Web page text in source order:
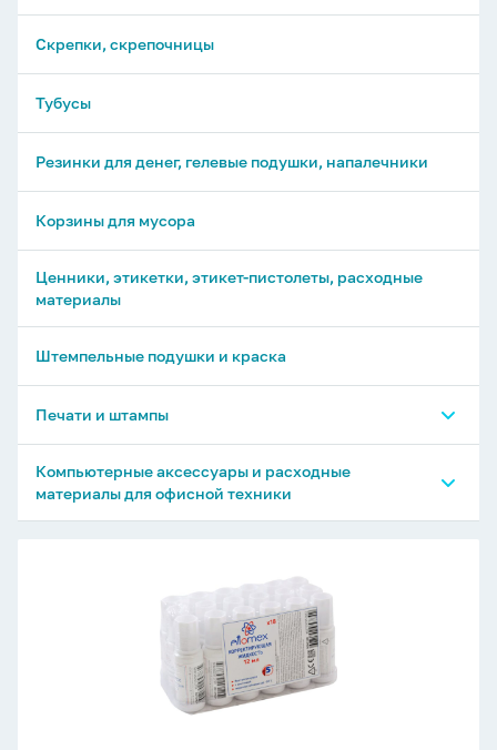
Геометрические наборы
Скрепки, скрепочницы
Тубусы
Резинки для денег, гелевые подушки, напалечники
Корзины для мусора
Ценники, этикетки, этикет-пистолеты, расходные
материалы
Штемпельные подушки и краска
Печати и штампы
Печати и штампы TRODAT
Печати и штампы GRM
Компьютерные аксессуары и расходные
материалы для офисной техники
Флеш-драйвы, подарочные
Диски CD-R, CD-RW, DVD-R, DVD-RW
Карты памяти, внешние аккумуляторы(Power